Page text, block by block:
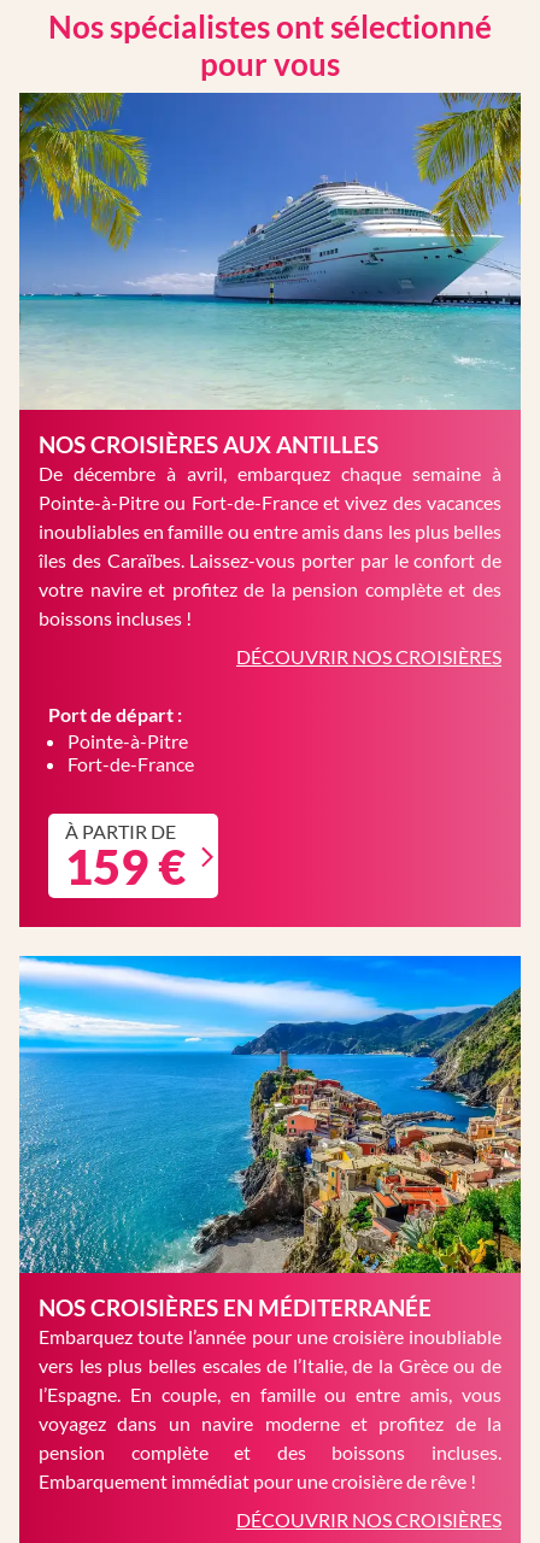
Nos spécialistes ont sélectionné
pour vous
NOS CROISIÈRES AUX ANTILLES
De décembre à avril, embarquez chaque semaine à
Pointe-à-Pitre ou Fort-de-France et vivez des vacances
inoubliables en famille ou entre amis dans les plus belles
îles des Caraïbes. Laissez-vous porter par le confort de
votre navire et profitez de la pension complète et des
boissons incluses !
DÉCOUVRIR NOS CROISIÈRES
Port de départ :
Pointe-à-Pitre
Fort-de-France
À PARTIR DE
159 €
NOS CROISIÈRES EN MÉDITERRANÉE
Embarquez toute l’année pour une croisière inoubliable
vers les plus belles escales de l’Italie, de la Grèce ou de
l’Espagne. En couple, en famille ou entre amis, vous
voyagez dans un navire moderne et profitez de la
pension complète et des boissons incluses.
Embarquement immédiat pour une croisière de rêve !
DÉCOUVRIR NOS CROISIÈRES